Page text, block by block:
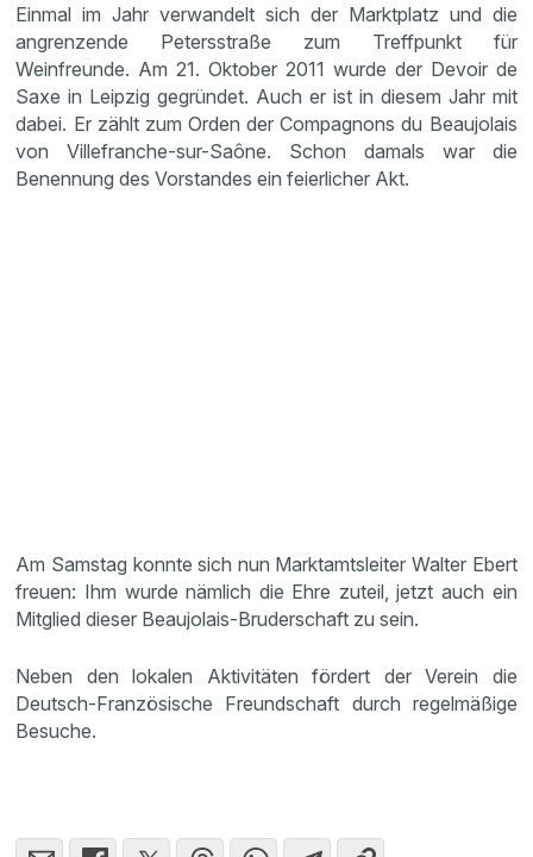
Einmal im Jahr verwandelt sich der Marktplatz und die
angrenzende Petersstraße zum Treffpunkt für
Weinfreunde. Am 21. Oktober 2011 wurde der Devoir de
Saxe in Leipzig gegründet. Auch er ist in diesem Jahr mit
dabei. Er zählt zum Orden der Compagnons du Beaujolais
von Villefranche-sur-Saône. Schon damals war die
Benennung des Vorstandes ein feierlicher Akt.
Am Samstag konnte sich nun Marktamtsleiter Walter Ebert
freuen: Ihm wurde nämlich die Ehre zuteil, jetzt auch ein
Mitglied dieser Beaujolais-Bruderschaft zu sein.
Neben den lokalen Aktivitäten fördert der Verein die
Deutsch-Französische Freundschaft durch regelmäßige
Besuche.